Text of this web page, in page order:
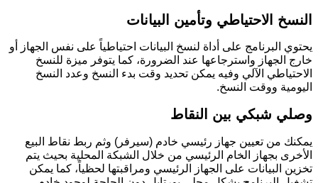
النسخ الاحتياطي وتأمين البيانات
يحتوي البرنامج على أداة لنسخ البيانات احتياطياً على نفس الجهاز أو
خارج الجهاز واسترجاعها عند الضرورة، كما يتوفر ميزة للنسخ
الاحتياطي الآلي وفيه يمكن تحديد وقت بدء النسخ وعدد النسخ
اليومية ووقت النسخ.
وصلي شبكي بين النقاط
يمكنك من تعيين جهاز رئيسي خادم (سيرفر) وثم ربط نقاط البيع
الأخرى بجهاز الخام الرئيسي من خلال الشبكة المحلية بحيث يتم
تخزين البيانات على الجهاز الرئيسي ومراقبتها لحظياً، كما يمكن